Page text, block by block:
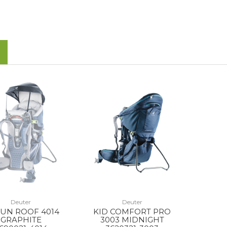
Deuter
ROOF 4014
GRAPHITE
Deuter
KID COMFORT PRO
3003 MIDNIGHT